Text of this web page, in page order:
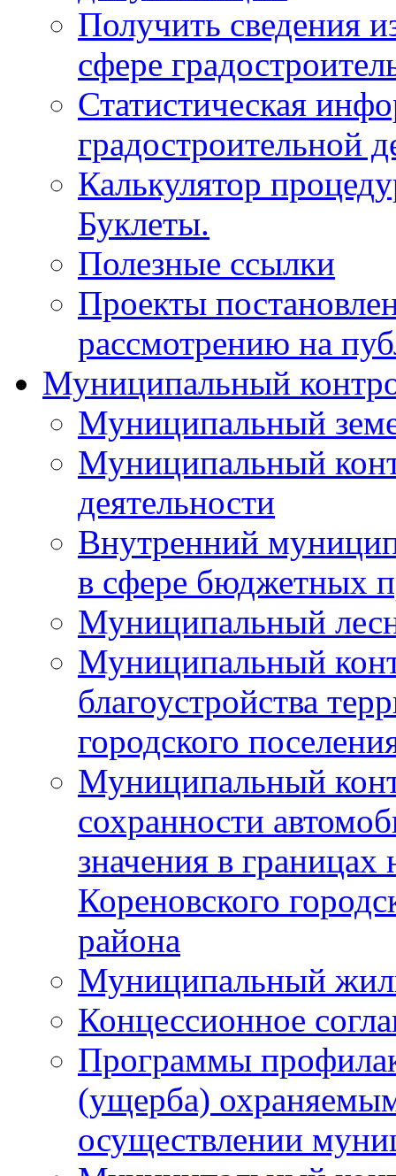
Получить сведения
сфере
Статистическая
градостроительной
Калькулятор
Буклеты.
Полезные ссылки
Проекты
рассмотрению на
Муниципальный
Муниципальный
Муниципальный
деятельности
Внутренний
в сфере бюджетных
Муниципальный
Муниципальный
благоустройства
городского
Муниципальный
сохранности
значения в
Кореновского
района
Муниципальный
Концессионное
Программы
(ущерба)
осуществлении